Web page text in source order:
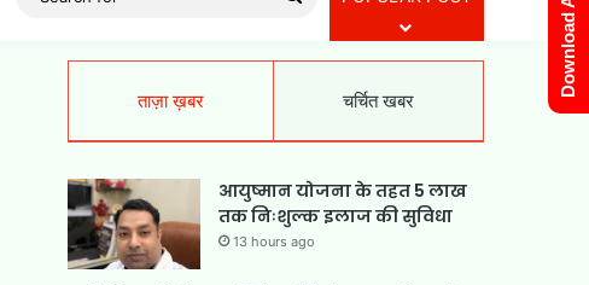
ताज़ा ख़बर चर्चित खबर
आयुष्मान योजना के तहत 5 लाख
तक निःशुल्क इलाज की सुविधा
13 hours ago
Download App